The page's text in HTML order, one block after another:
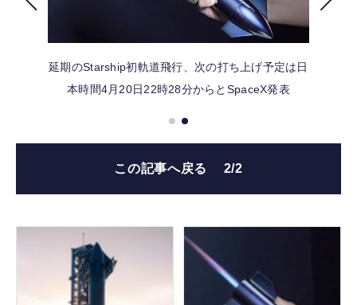
延期のStarship初軌道飛行、次の打ち上げ予定は日
本時間4月20日22時28分からとSpaceX発表
この記事へ戻る 2/2